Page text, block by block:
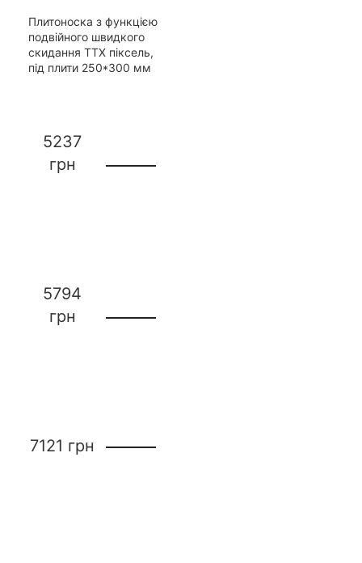
Плитоноска з функцією
подвійного швидкого
скидання ТТХ піксель,
під плити 250*300 мм
5237
грн
5794
грн
7121 грн